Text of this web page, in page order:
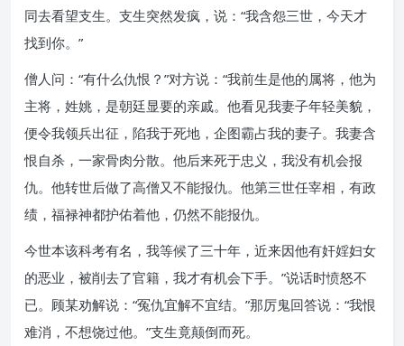
同去看望支生。支生突然发疯，说：“我含怨三世，今天才
找到你。”
僧人问：“有什么仇恨？”对方说：“我前生是他的属将，他为
主将，姓姚，是朝廷显要的亲戚。他看见我妻子年轻美貌，
便令我领兵出征，陷我于死地，企图霸占我的妻子。我妻含
恨自杀，一家骨肉分散。他后来死于忠义，我没有机会报
仇。他转世后做了高僧又不能报仇。他第三世任宰相，有政
绩，福禄神都护佑着他，仍然不能报仇。
今世本该科考有名，我等候了三十年，近来因他有奸婬妇女
的恶业，被削去了官籍，我才有机会下手。”说话时愤怒不
已。顾某劝解说：“冤仇宜解不宜结。”那厉鬼回答说：“我恨
难消，不想饶过他。”支生竟颠倒而死。